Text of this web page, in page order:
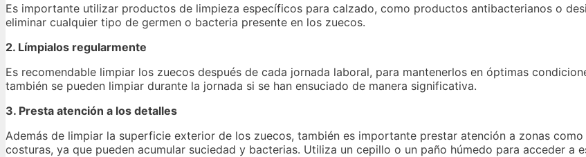
Es importante utilizar productos de limpieza específicos para calzado, como productos antibacterianos o
eliminar cualquier tipo de germen o bacteria presente en los zuecos.
2. Límpialos regularmente
Es recomendable limpiar los zuecos después de cada jornada laboral, para mantenerlos en óptimas
también se pueden limpiar durante la jornada si se han ensuciado de manera significativa.
3. Presta atención a los detalles
Además de limpiar la superficie exterior de los zuecos, también es importante prestar atención a zonas
costuras, ya que pueden acumular suciedad y bacterias. Utiliza un cepillo o un paño húmedo para acceder a